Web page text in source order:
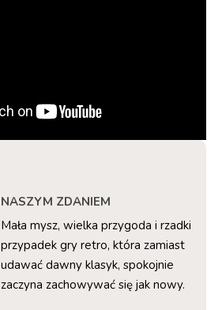
NASZYM ZDANIEM
Mała mysz, wielka przygoda i rzadki
przypadek gry retro, która zamiast
udawać dawny klasyk, spokojnie
zaczyna zachowywać się jak nowy.